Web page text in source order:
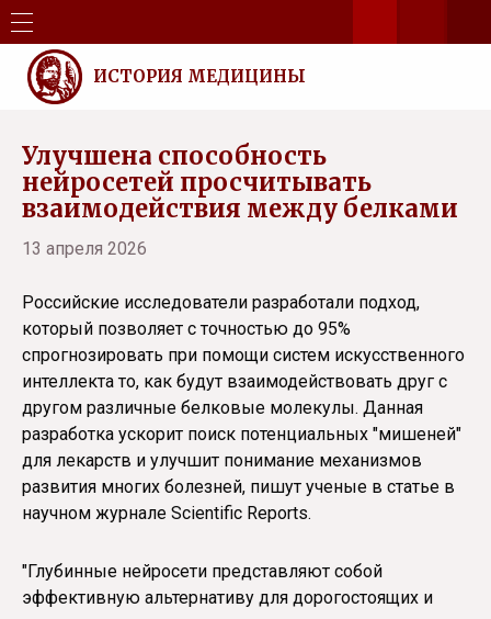
ИСТОРИЯ МЕДИЦИНЫ
Улучшена способность
нейросетей просчитывать
взаимодействия между белками
13 апреля 2026
Российские исследователи разработали подход,
который позволяет с точностью до 95%
спрогнозировать при помощи систем искусственного
интеллекта то, как будут взаимодействовать друг с
другом различные белковые молекулы. Данная
разработка ускорит поиск потенциальных "мишеней"
для лекарств и улучшит понимание механизмов
развития многих болезней, пишут ученые в статье в
научном журнале Scientific Reports.
"Глубинные нейросети представляют собой
эффективную альтернативу для дорогостоящих и